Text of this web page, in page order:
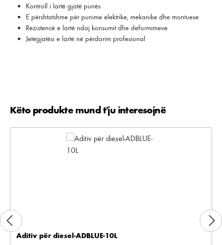
Kontroll i lartë gjatë punës
E përshtatshme për punime elektrike, mekanike dhe montuese
Rezistencë e lartë ndaj konsumit dhe deformimeve
Jetëgjatësi e lartë në përdorim profesional
Kalo galerinë e produktit
Këto produkte mund t'ju interesojnë
Aditiv për diesel-ADBLUE-10L